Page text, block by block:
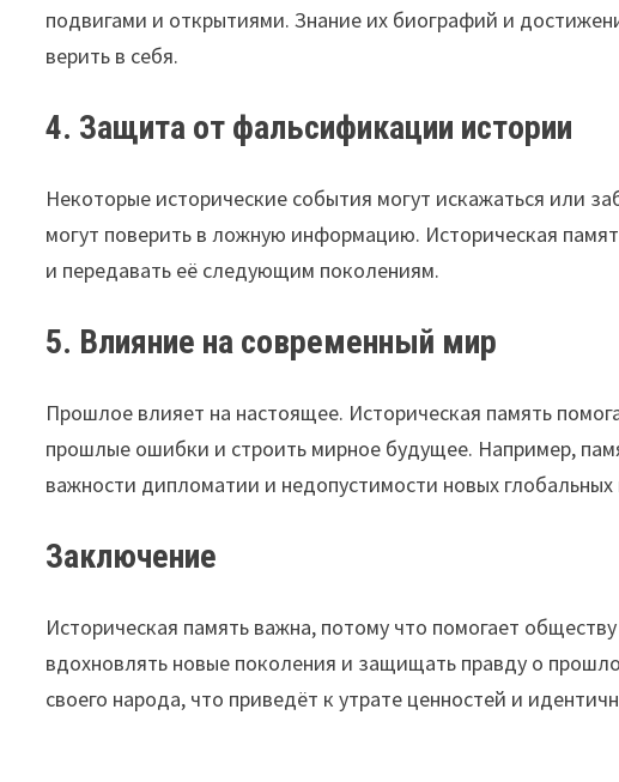
подвигами и открытиями. Знание их биографий и
верить в себя.
4. Защита от фальсификации истории
Некоторые исторические события могут искажаться или
могут поверить в ложную информацию. Историческая
и передавать её следующим поколениям.
5. Влияние на современный мир
Прошлое влияет на настоящее. Историческая память
прошлые ошибки и строить мирное будущее. Например,
важности дипломатии и недопустимости новых
Заключение
Историческая память важна, потому что помогает
вдохновлять новые поколения и защищать правду о
своего народа, что приведёт к утрате ценностей и